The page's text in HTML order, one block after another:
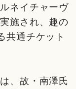
ネイチャーヴ
施され、趣の
共通チケット
、故・南澤氏